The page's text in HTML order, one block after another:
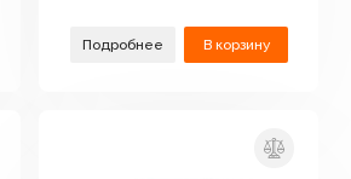
Подробнее В корзину